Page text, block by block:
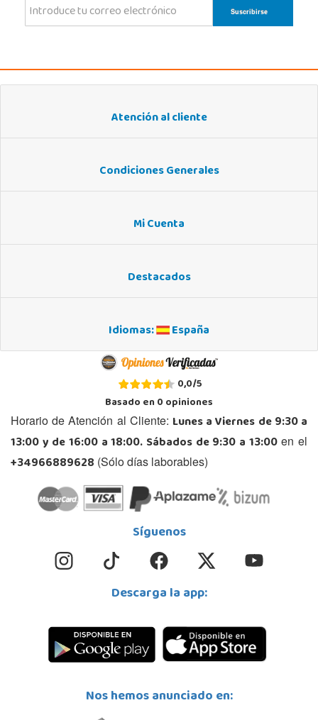
Atención al cliente
Condiciones Generales
Mi Cuenta
Destacados
Idiomas: España
0,0/5
Basado en0opiniones
Horario de Atención al Cliente: Lunes a Viernes de 9:30 a
13:00 y de 16:00 a 18:00. Sábados de 9:30 a 13:00en el
+34966889628 (Sólo días laborables)
Síguenos
Descarga la app:
Nos hemos anunciado en: